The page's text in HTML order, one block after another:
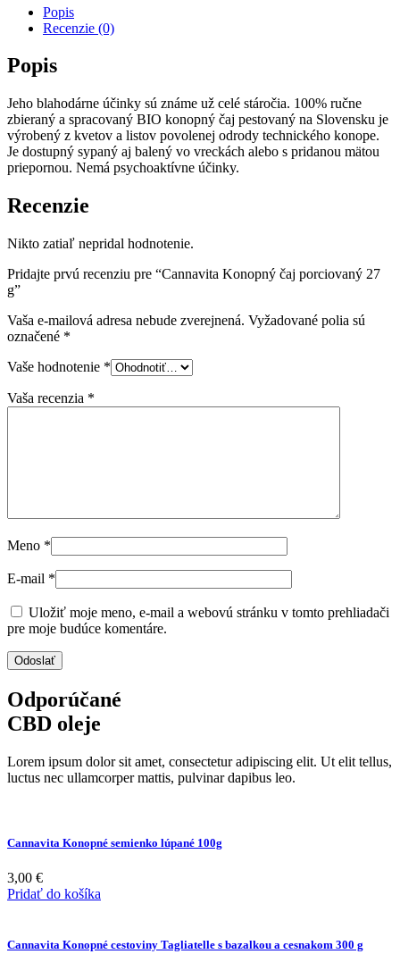
porciovaný
Popis
Recenzie (0)
Popis
Jeho blahodárne účinky sú známe už celé stáročia. 100% ručne
zbieraný a spracovaný BIO konopný čaj pestovaný na Slovensku je
výrobený z kvetov a listov povolenej odrody technického konope.
Je dostupný sypaný aj balený vo vreckách alebo s pridanou mätou
priepornou. Nemá psychoaktívne účinky.
Recenzie
Nikto zatiaľ nepridal hodnotenie.
Pridajte prvú recenziu pre “Cannavita Konopný čaj porciovaný 27
g”
Vaša e-mailová adresa nebude zverejnená. Vyžadované polia sú
označené *
Vaše hodnotenie *
Vaša recenzia *
Meno *
E-mail *
Uložiť moje meno, e-mail a webovú stránku v tomto prehliadači
pre moje budúce komentáre.
Odporúčané
CBD oleje
Lorem ipsum dolor sit amet, consectetur adipiscing elit. Ut elit tellus,
luctus nec ullamcorper mattis, pulvinar dapibus leo.
Cannavita Konopné semienko lúpané 100g
3,00 €
Pridať do košíka
Cannavita Konopné cestoviny Tagliatelle s bazalkou a cesnakom 300 g